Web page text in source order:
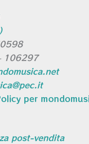
106297
per
post-vendita